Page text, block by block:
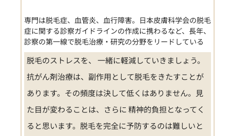
専門は脱毛症、血管炎、血行障害。日本皮膚科学会の脱毛
症に関する診察ガイドラインの作成に携わるなど、長年、
診察の第一線で脱毛治療・研究の分野をリードしている
脱毛のストレスを、 一緒に軽減していきましょう。
抗がん剤治療は、副作用として脱毛をきたすことが
あります。その頻度は決して低くはありません。見
た目が変わることは、さらに 精神的負担となってく
ると思います。脱毛を完全に予防するのは難しいと